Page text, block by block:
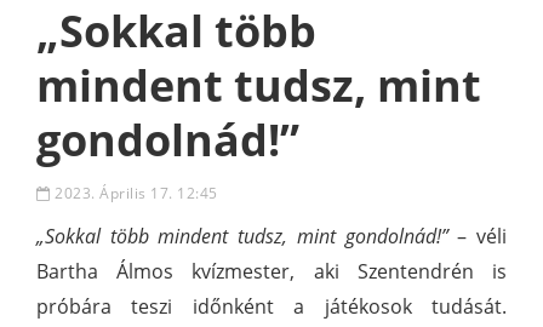
„Sokkal több
mindent tudsz, mint
gondolnád!”
2023. Április 17. 12:45
„Sokkal több mindent tudsz, mint gondolnád!”– véli
Bartha Álmos kvízmester, aki Szentendrén is
próbára teszi időnként a játékosok tudását.